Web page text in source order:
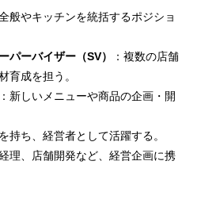
般やキッチンを統括するポジショ
パーバイザー（SV）
：複数の店舗
育成を担う。
：新しいメニューや商品の企画・開
持ち、経営者として活躍する。
理、店舗開発など、経営企画に携